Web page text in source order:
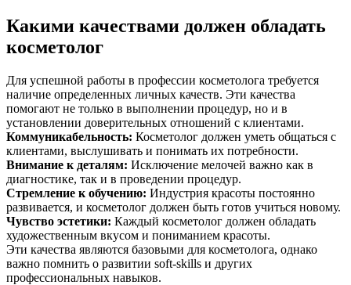
Какими качествами должен обладать
косметолог
Для успешной работы в профессии косметолога требуется
наличие определенных личных качеств. Эти качества
помогают не только в выполнении процедур, но и в
установлении доверительных отношений с клиентами.
Коммуникабельность: Косметолог должен уметь общаться с
клиентами, выслушивать и понимать их потребности.
Внимание к деталям: Исключение мелочей важно как в
диагностике, так и в проведении процедур.
Стремление к обучению: Индустрия красоты постоянно
развивается, и косметолог должен быть готов учиться новому.
Чувство эстетики: Каждый косметолог должен обладать
художественным вкусом и пониманием красоты.
Эти качества являются базовыми для косметолога, однако
важно помнить о развитии soft-skills и других
профессиональных навыков.